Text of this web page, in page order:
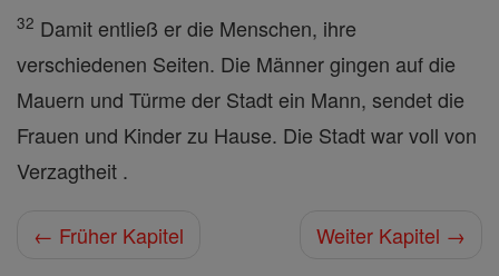
32 Damit entließ er die Menschen, ihre
verschiedenen Seiten. Die Männer gingen auf die
Mauern und Türme der Stadt ein Mann, sendet die
Frauen und Kinder zu Hause. Die Stadt war voll von
Verzagtheit .
← Früher Kapitel
Weiter Kapitel →